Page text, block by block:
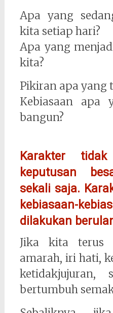
Apa yang
kita setiap hari?
Apa yang
kita?
Pikiran apa yang
Kebiasaan apa
bangun?
Karakter
keputusan
sekali saja.
kebiasaan-
dilakukan
Jika kita terus
amarah, iri hati,
bertumbuh